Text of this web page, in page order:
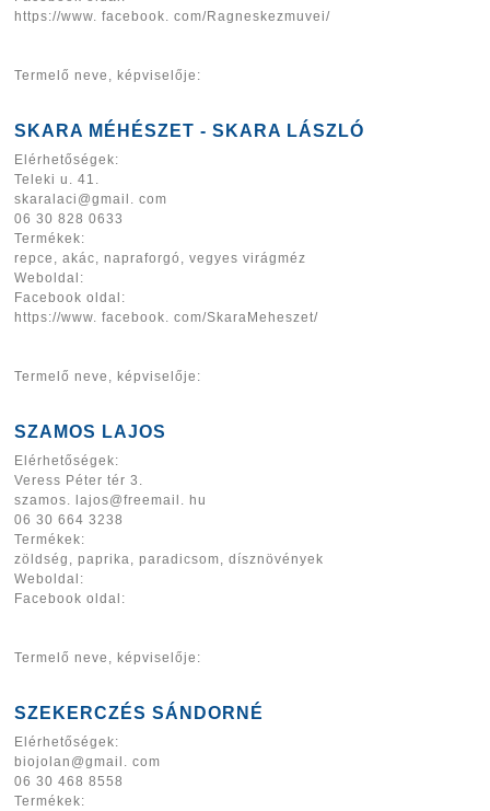
https://www. facebook. com/Ragneskezmuvei/
Termelő neve, képviselője:
SKARA MÉHÉSZET - SKARA LÁSZLÓ
Elérhetőségek:
Teleki u. 41.
skaralaci@gmail. com
06 30 828 0633
Termékek:
repce, akác, napraforgó, vegyes virágméz
Weboldal:
Facebook oldal:
https://www. facebook. com/SkaraMeheszet/
Termelő neve, képviselője:
SZAMOS LAJOS
Elérhetőségek:
Veress Péter tér 3.
szamos. lajos@freemail. hu
06 30 664 3238
Termékek:
zöldség, paprika, paradicsom, dísznövények
Weboldal:
Facebook oldal:
Termelő neve, képviselője:
SZEKERCZÉS SÁNDORNÉ
Elérhetőségek:
biojolan@gmail. com
06 30 468 8558
Termékek: